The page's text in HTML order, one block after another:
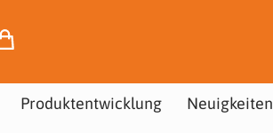
Produktentwicklung Neuigkeiten